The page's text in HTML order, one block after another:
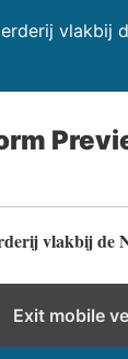
vlakbij
vlakbij de
Exit mobile